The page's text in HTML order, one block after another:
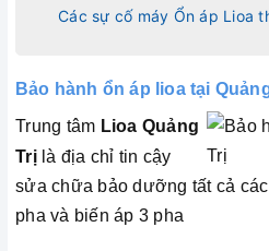
Các sự cố máy Ổn áp Lioa
Bảo hành ổn áp lioa tại
Trung tâm Lioa Quảng
Trị là địa chỉ tin cậy
sửa chữa bảo dưỡng tất cả
pha và biến áp 3 pha